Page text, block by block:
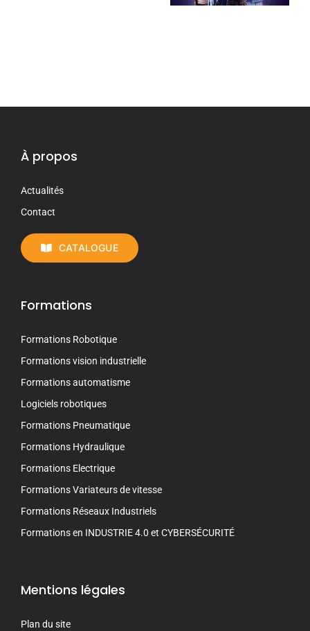
À propos
Actualités
Contact
CATALOGUE
Formations
Formations Robotique
Formations vision industrielle
Formations automatisme
Logiciels robotiques
Formations Pneumatique
Formations Hydraulique
Formations Electrique
Formations Variateurs de vitesse
Formations Réseaux Industriels
Formations en INDUSTRIE 4.0 et CYBERSÉCURITÉ
Mentions légales
Plan du site